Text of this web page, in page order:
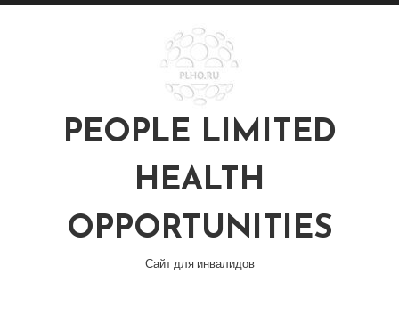
Перейти
PEOPLE LIMITED
HEALTH
OPPORTUNITIES
Сайт для инвалидов